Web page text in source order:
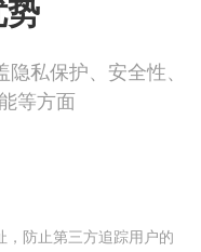
私保护、安全性、
等方面
防止第三方追踪用户的